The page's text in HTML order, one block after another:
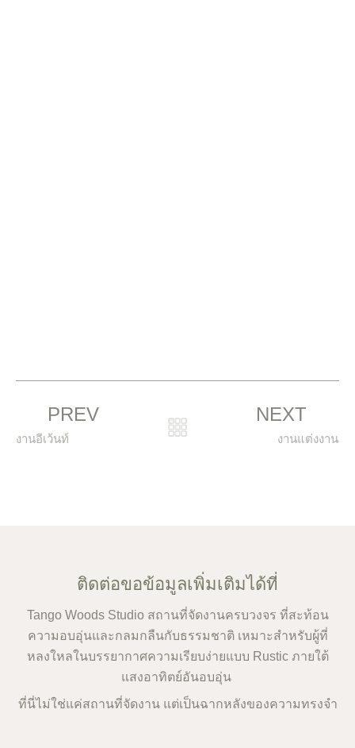
PrevPREV
งานอีเว้นท์
NEXT
งานแต่งงาน
ติดต่อขอข้อมูลเพิ่มเติมได้ที่
Tango Woods Studio สถานที่จัดงานครบวงจร ที่สะท้อน
ความอบอุ่นและกลมกลืนกับธรรมชาติ เหมาะสำหรับผู้ที่
หลงใหลในบรรยากาศความเรียบง่ายแบบ Rustic ภายใต้
แสงอาทิตย์อันอบอุ่น
ที่นี่ไม่ใช่แค่สถานที่จัดงาน แต่เป็นฉากหลังของความทรงจำ